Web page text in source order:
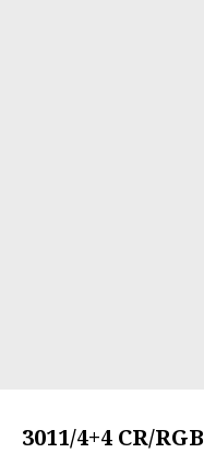
3011/4+4 CR/RGB